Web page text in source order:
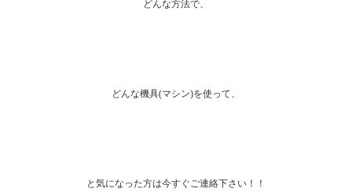
どんな方法で、
どんな機具(マシン)を使って、
と気になった方は今すぐご連絡下さい！！